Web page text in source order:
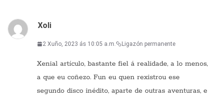
Xoli
2 Xuño, 2023 ás 10:05 a.m. Ligazón permanente
Xenial artículo, bastante fiel á realidade, a lo menos,
a que eu coñezo. Fun eu quen rexistrou ese
segundo disco inédito, aparte de outras aventuras, e